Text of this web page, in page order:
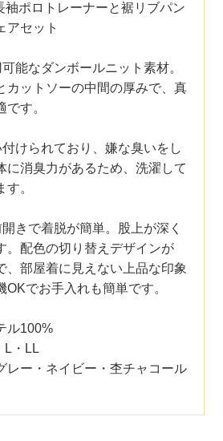
袖ポロトレーナーと裾リブパン
アセット
能なダンボールニット素材。
カットソーの中間の厚みで、真
す。
けられており、嫌な臭いをし
に消臭力があるため、洗濯して
。
きで着脱が簡単。股上が深く
。配色の切り替えデザインが
、部屋着に見えない上品な印象
OKでお手入れも簡単です。
ル100%
L・LL
レー・ネイビー・杢チャコール